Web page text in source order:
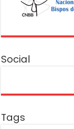
Social
Tags